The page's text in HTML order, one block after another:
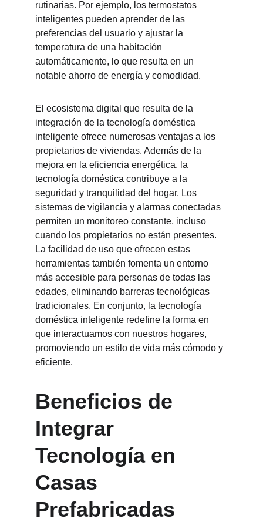
rutinarias. Por ejemplo, los termostatos
inteligentes pueden aprender de las
preferencias del usuario y ajustar la
temperatura de una habitación
automáticamente, lo que resulta en un
notable ahorro de energía y comodidad.
El ecosistema digital que resulta de la
integración de la tecnología doméstica
inteligente ofrece numerosas ventajas a los
propietarios de viviendas. Además de la
mejora en la eficiencia energética, la
tecnología doméstica contribuye a la
seguridad y tranquilidad del hogar. Los
sistemas de vigilancia y alarmas conectadas
permiten un monitoreo constante, incluso
cuando los propietarios no están presentes.
La facilidad de uso que ofrecen estas
herramientas también fomenta un entorno
más accesible para personas de todas las
edades, eliminando barreras tecnológicas
tradicionales. En conjunto, la tecnología
doméstica inteligente redefine la forma en
que interactuamos con nuestros hogares,
promoviendo un estilo de vida más cómodo y
eficiente.
Beneficios de
Integrar
Tecnología en
Casas
Prefabricadas